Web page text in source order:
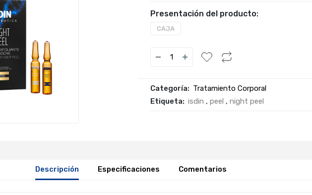
Presentación del producto:
CAJA
Categoría: Tratamiento Corporal
Etiqueta: isdin , peel , night peel
Descripción Especificaciones Comentarios